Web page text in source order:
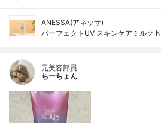
ANESSA(アネッサ)
パーフェクトUV スキンケアミルク N
元美容部員
ちーちょん